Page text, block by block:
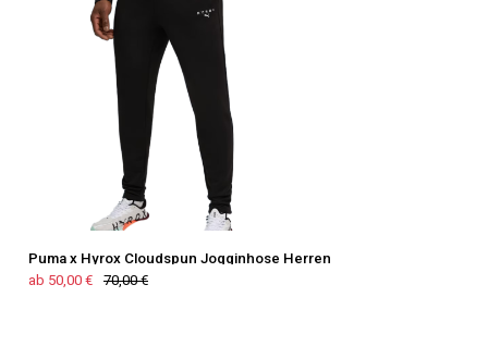
Puma x Hyrox Cloudspun Jogginhose Herren
ab 50,00 €
70,00 €